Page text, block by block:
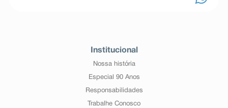
Institucional
Nossa história
Especial 90 Anos
Responsabilidades
Trabalhe Conosco